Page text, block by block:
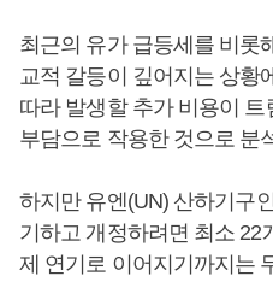
최근의 유가 급등세를 비롯
교적 갈등이 깊어지는 상황
따라 발생할 추가 비용이 트
부담으로 작용한 것으로 분
하지만 유엔(UN) 산하기구
기하고 개정하려면 최소 22
제 연기로 이어지기까지는